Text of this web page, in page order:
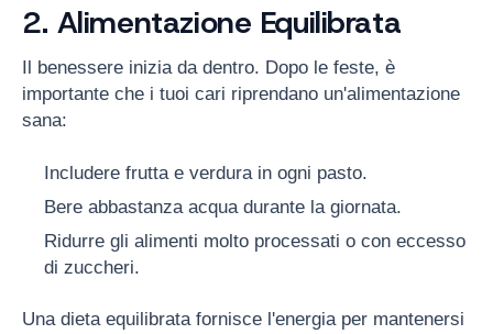
2. Alimentazione Equilibrata
Il benessere inizia da dentro. Dopo le feste, è
importante che i tuoi cari riprendano un'alimentazione
sana:
Includere frutta e verdura in ogni pasto.
Bere abbastanza acqua durante la giornata.
Ridurre gli alimenti molto processati o con eccesso
di zuccheri.
Una dieta equilibrata fornisce l'energia per mantenersi